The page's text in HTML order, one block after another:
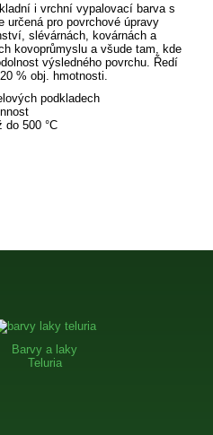
i vrchní vypalovací barva s
určená pro povrchové úpravy
slévárnách, kovárnách a
kovoprůmyslu a všude tam, kde
výsledného povrchu. Ředí
% obj. hmotnosti.
podkladech
do 500 °C
Barvy a laky
Teluria